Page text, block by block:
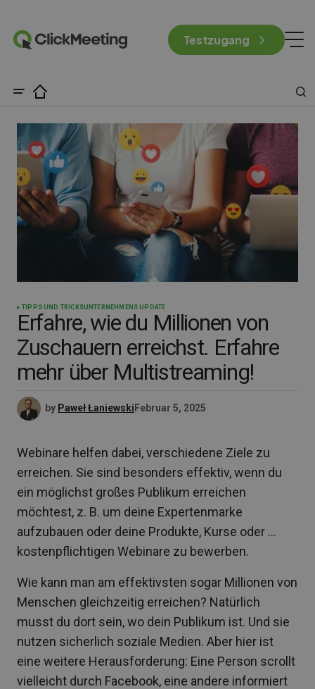
Testzugang
TIPPS UND TRICKSUNTERNEHMENS UPDATE
Erfahre, wie du Millionen von
Zuschauern erreichst. Erfahre
mehr über Multistreaming!
by Paweł Łaniewski Februar 5, 2025
Webinare helfen dabei, verschiedene Ziele zu
erreichen. Sie sind besonders effektiv, wenn du
ein möglichst großes Publikum erreichen
möchtest, z. B. um deine Expertenmarke
aufzubauen oder deine Produkte, Kurse oder …
kostenpflichtigen Webinare zu bewerben.
Wie kann man am effektivsten sogar Millionen von
Menschen gleichzeitig erreichen? Natürlich
musst du dort sein, wo dein Publikum ist. Und sie
nutzen sicherlich soziale Medien. Aber hier ist
eine weitere Herausforderung: Eine Person scrollt
vielleicht durch Facebook, eine andere informiert